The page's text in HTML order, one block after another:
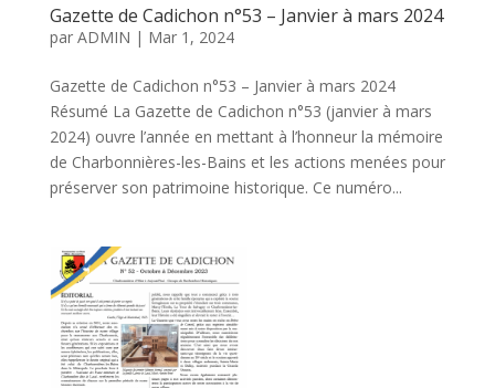
Gazette de Cadichon n°53 – Janvier à mars 2024
par ADMIN | Mar 1, 2024
Gazette de Cadichon n°53 – Janvier à mars 2024
Résumé La Gazette de Cadichon n°53 (janvier à mars
2024) ouvre l’année en mettant à l’honneur la mémoire
de Charbonnières-les-Bains et les actions menées pour
préserver son patrimoine historique. Ce numéro...